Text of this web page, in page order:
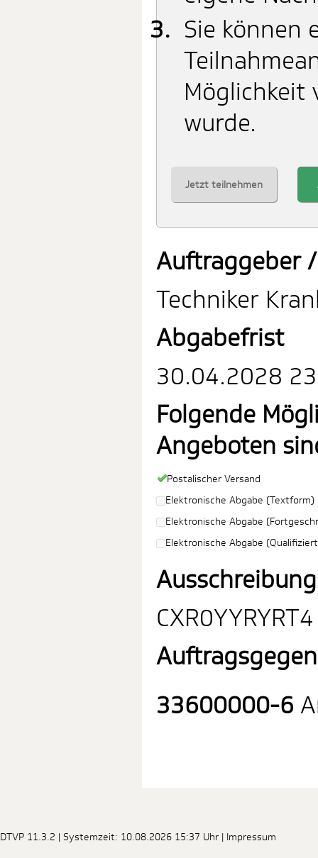
Sie können
Möglichkeit
wurde.
Jetzt teilnehmen
Auftraggeber
Techniker
Abgabefrist
30.04.2028
Folgende
Angeboten
Postalischer Versand
Elektronische Abgabe (Textform)
Elektronische Abgabe
Elektronische Abgabe
CXR0YYRYRT4
33600000-6
DTVP 11.3.2 | Systemzeit: 10.08.2026 15:37 Uhr | Impressum